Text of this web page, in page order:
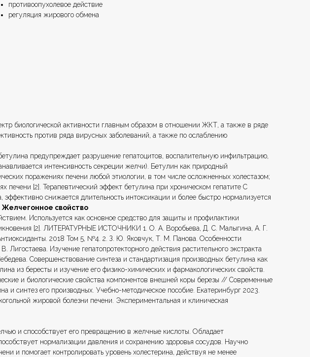
противоопухолевое действие
регуляция жирового обмена
биологической активности главным образом в отношении ЖКТ, а также в ряде
против ряда вирусных заболеваний, а также по ослаблению
предупреждает разрушение гепатоцитов, воспалительную инфильтрацию,
интенсивность секреции желчи). Бетулин как природный
поражениях печени любой этиологии, в том числе осложненных холестазом;
печени [2]. Терапевтический эффект бетулина при хроническом гепатите С
снижается длительность интоксикации и более быстро нормализуется
Желчегонное свойство
Используется как основное средство для защиты и профилактики
[2]. ЛИТЕРАТУРНЫЕ ИСТОЧНИКИ 1. О. А. Воробьева, Д. С. Малыгина, А. Г.
2018 Том 5, №4. 2. З. Ю. Яковчук, Т. М. Панова. Особенности
Изучение гепатопротекторного действия растительного экстракта
Совершенствование синтеза и стандартизация производных бетулина как
из бересты и изучение его физико-химических и фармакологических свойств.
и биологические свойства компонентов внешней коры березы // Современные
синтез его производных. Учебно-методическое пособие. Екатеринбург 2023.
жировой болезни печени. Экспериментальная и клиническая
и способствует его превращению в желчные кислоты. Обладает
нормализации давления и сохранению здоровья сосудов. Научно
и помогает контролировать уровень холестерина, действуя не менее